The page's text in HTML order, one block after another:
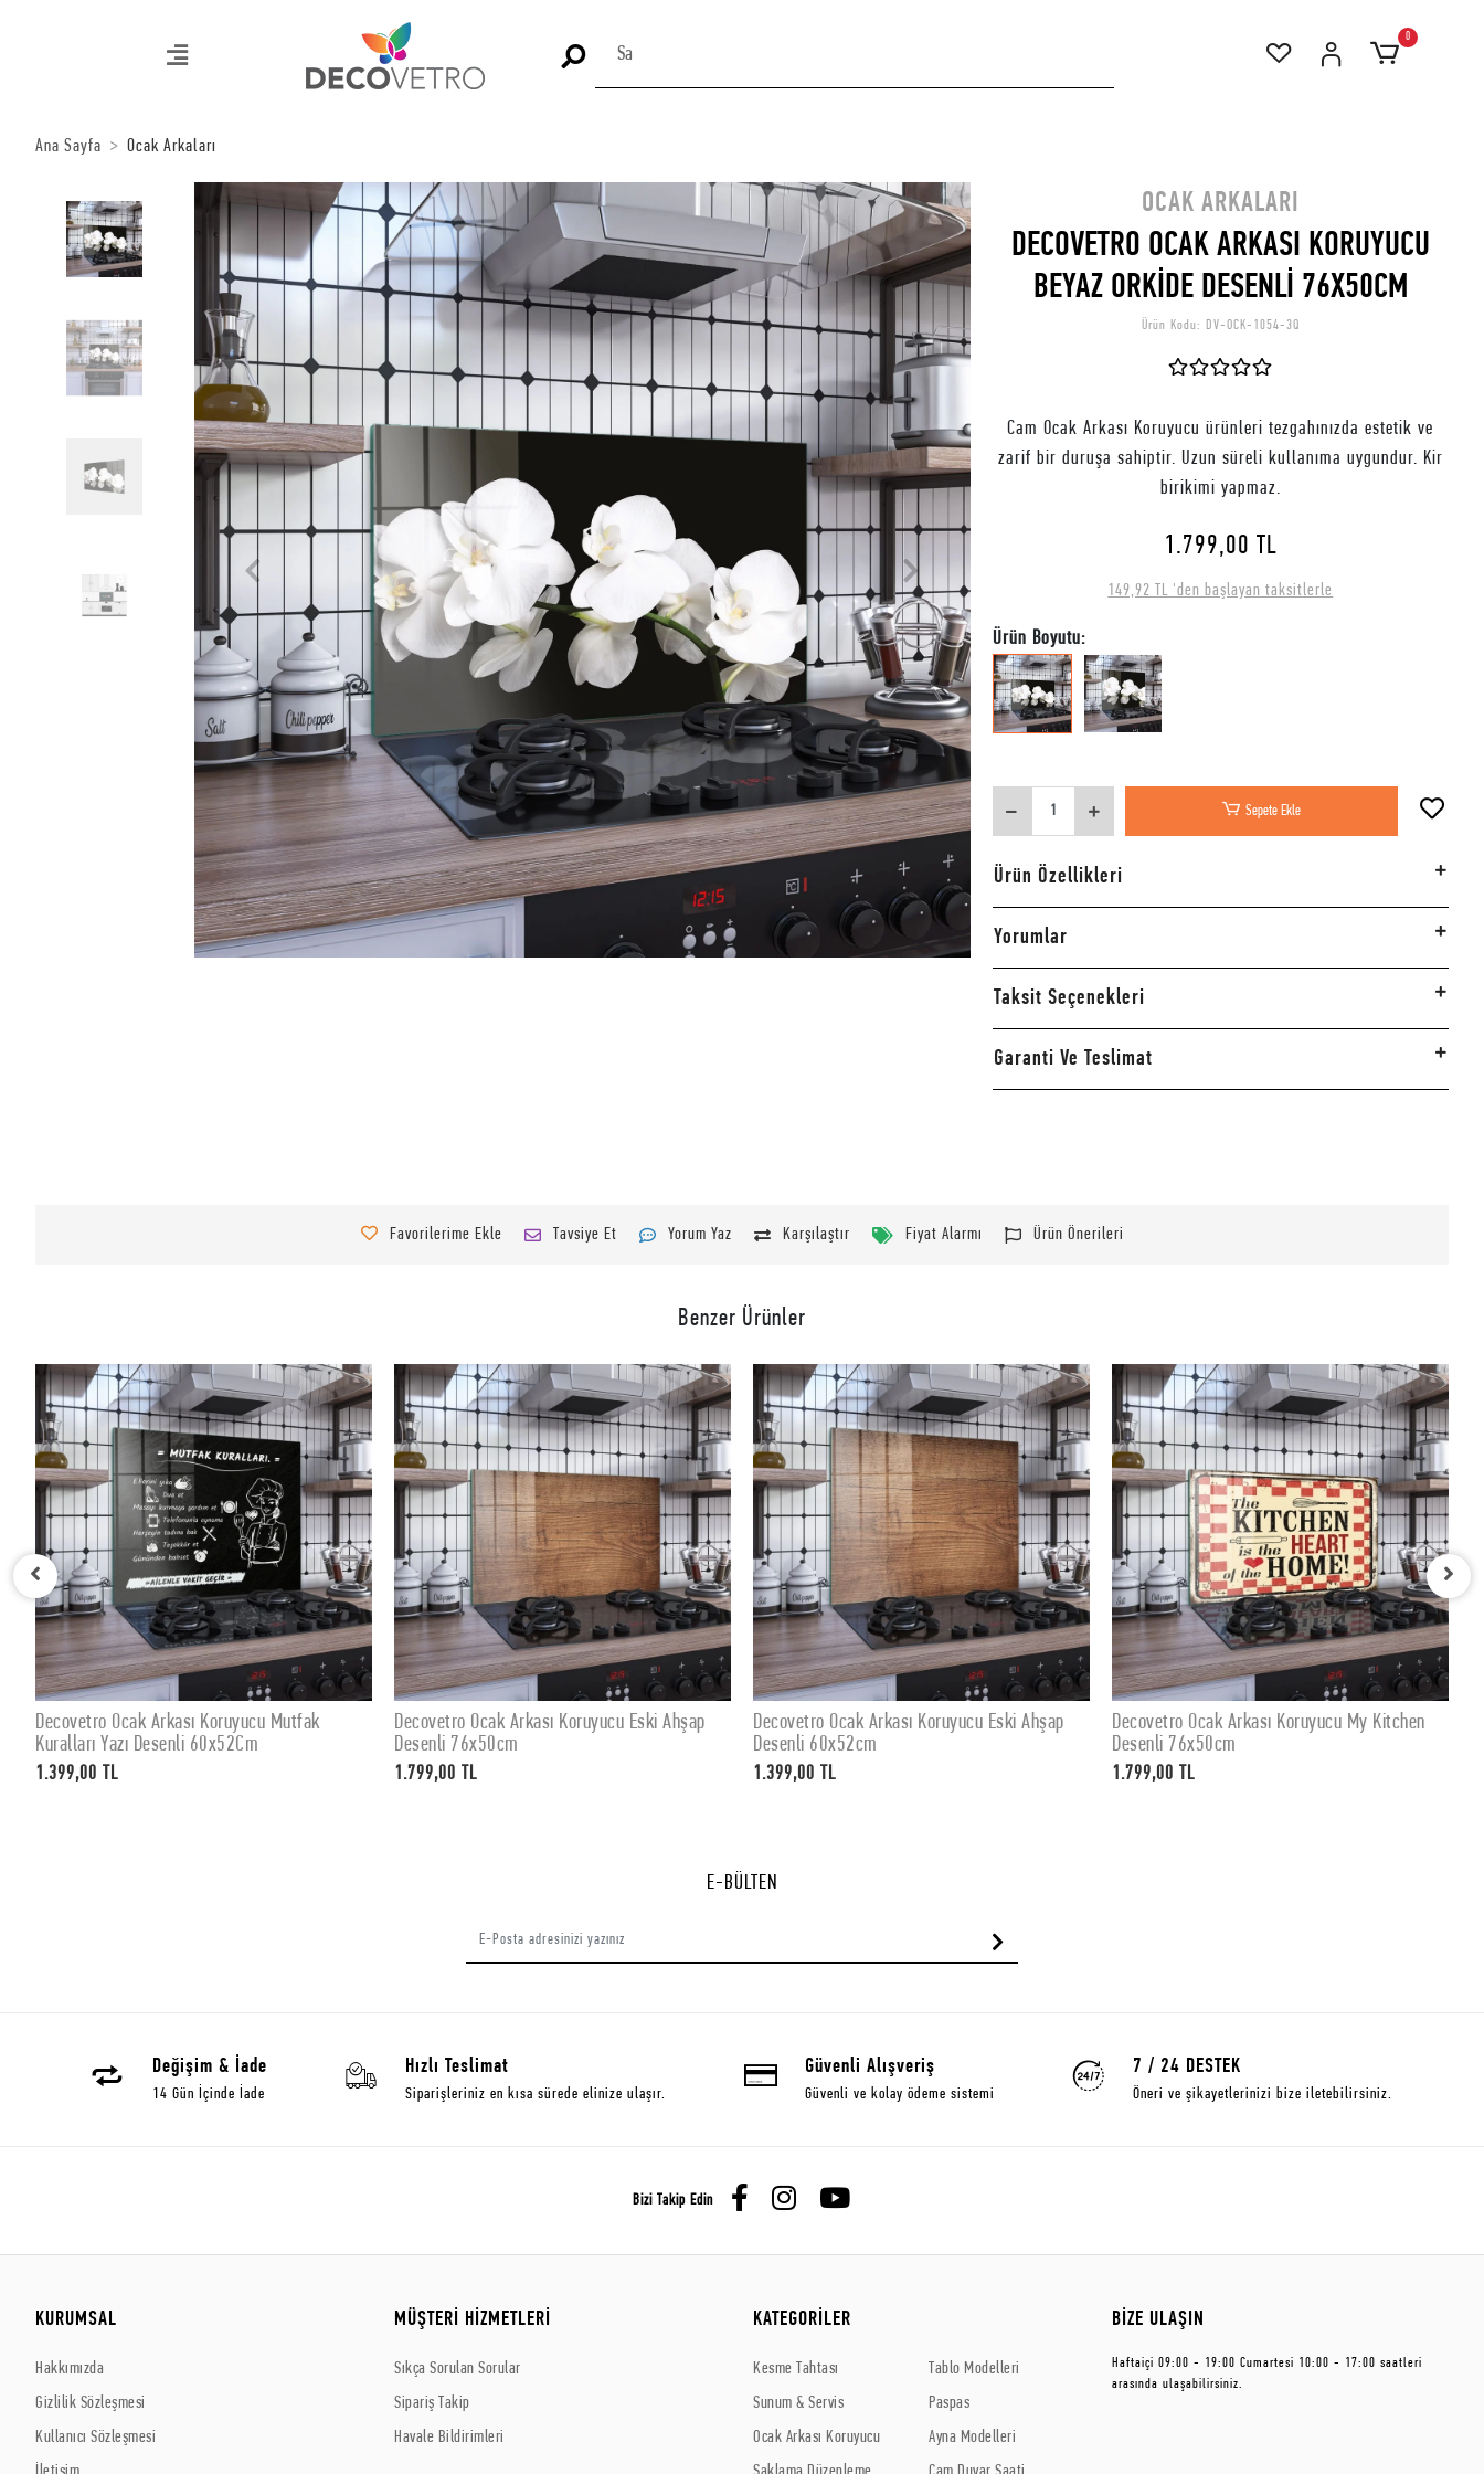
0
Ana Sayfa Ocak Arkaları
OCAK ARKALARI
DECOVETRO OCAK ARKASI KORUYUCU
BEYAZ ORKİDE DESENLİ 76X50CM
Ürün Kodu: DV-OCK-1054-3Q
Cam Ocak Arkası Koruyucu ürünleri tezgahınızda estetik ve
zarif bir duruşa sahiptir. Uzun süreli kullanıma uygundur. Kir
birikimi yapmaz.
1.799,00 TL
149,92 TL 'den başlayan taksitlerle
Ürün Boyutu:
Sepete Ekle
Ürün Özellikleri
Yorumlar
Taksit Seçenekleri
Garanti Ve Teslimat
Favorilerime Ekle Tavsiye Et Yorum Yaz Karşılaştır Fiyat Alarmı Ürün Önerileri
Benzer Ürünler
SEPETE EKLE
Decovetro Ocak Arkası Koruyucu Eski Ahşap
Desenli 76x50cm
1.799,00 TL
SEPETE EKLE
Decovetro Ocak Arkası Koruyucu Eski Ahşap
Desenli 60x52cm
1.399,00 TL
SEPETE EKLE
Decovetro Ocak Arkası Koruyucu My Kitchen
Desenli 76x50cm
1.799,00 TL
SEPETE EKLE
Decovetro Ocak Arkası Koruyucu My Kitchen
Desenli 60x52cm
1.399,00 TL
E-BÜLTEN
Değişim & İade
14 Gün İçinde İade
Hızlı Teslimat
Siparişleriniz en kısa sürede elinize ulaşır.
Güvenli Alışveriş
Güvenli ve kolay ödeme sistemi
7 / 24 DESTEK
Öneri ve şikayetlerinizi bize iletebilirsiniz.
Bizi Takip Edin
KURUMSAL
Hakkımızda
Gizlilik Sözleşmesi
Kullanıcı Sözleşmesi
MÜŞTERİ HİZMETLERİ
Sıkça Sorulan Sorular
Sipariş Takip
Havale Bildirimleri
KATEGORİLER
Kesme Tahtası
Sunum & Servis
Ocak Arkası Koruyucu
Tablo Modelleri
Paspas
Ayna Modelleri
BİZE ULAŞIN
Haftaiçi 09:00 - 19:00 Cumartesi 10:00 - 17:00 saatleri
arasında ulaşabilirsiniz.